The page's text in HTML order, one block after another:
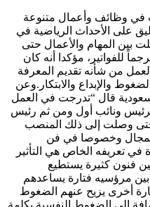
في وظائف وأعمال متنوعة
على الأحداث الرياضية في
بين المهام والأعمال حتى
للفواتير، مؤكدا أنه كان
من شأنه تقديم المعرفة
والإبداع والابتكار.وعن
قال “تدرجت في العمل
ونائب أول ومن ثم رئيس
وصلت إلى ذلك المنصب
وخصوصا في فن
في تعريفه الخاص هي التأثير
فنون كثيرة يستطيع
مرؤسيه فتارة يساعدهم
أخرى يزيح عنهم الضغوط